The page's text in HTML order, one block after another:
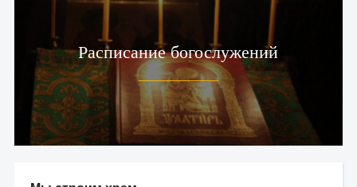
Расписание богослужений